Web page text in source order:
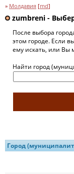
» Молдавия [md]
zumbreni -
После выбора
этом городе. Если
ему искать, или Вы
Найти город
Город